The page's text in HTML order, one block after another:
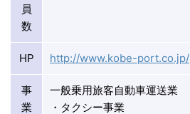
員
数
HP http://www.kobe-port.co.jp/
事
業
一般乗用旅客自動車運送業
・タクシー事業